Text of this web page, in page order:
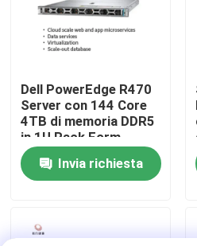
Contattaci
Notizie
Casi
Server di stoccaggio di
Dell PowerEdge R470
Server con 144 Core
4TB di memoria DDR5
in 1U Rack Form
Factor
Invia richiesta